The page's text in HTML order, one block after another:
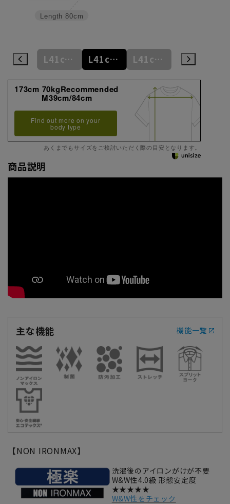
Length 80cm
L41cm/78cm L41cm/80cm L41cm/82cm L41cm/84cm
173cm 70kgRecommended
M39cm/84cm
Find out more on your
body type
あくまでもサイズをご検討いただく際の目安となります。
商品説明
主な機能 機能一覧
【NON IRONMAX】
洗濯後のアイロンがけが不要
W&W性4.0級 形態安定度
★★★★★
W&W性をチェック